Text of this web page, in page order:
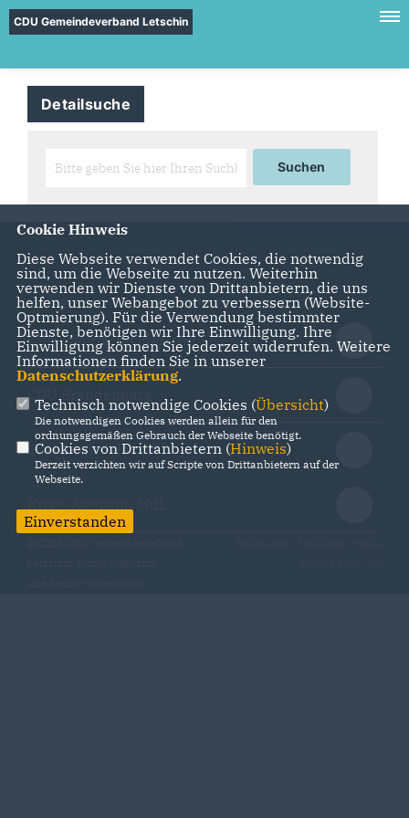
CDU Gemeindeverband Letschin
Detailsuche
IMPRESSUM DATENSCHUTZ KONTAKT
CDU Märkisch-Oderland
CDU Brandenburg
CDU Deutschlands
Cookie Hinweis
Diese Webseite verwendet Cookies, die notwendig
sind, um die Webseite zu nutzen. Weiterhin
verwenden wir Dienste von Drittanbietern, die uns
helfen, unser Webangebot zu verbessern (Website-
Optmierung). Für die Verwendung bestimmter
Dienste, benötigen wir Ihre Einwilligung. Ihre
Einwilligung können Sie jederzeit widerrufen. Weitere
Informationen finden Sie in unserer
Datenschutzerklärung.
Technisch notwendige Cookies (Übersicht)
Die notwendigen Cookies werden allein für den
ordnungsgemäßen Gebrauch der Webseite benötigt.
Cookies von Drittanbietern (Hinweis)
Derzeit verzichten wir auf Scripte von Drittanbietern auf der
Webseite.
Einverstanden